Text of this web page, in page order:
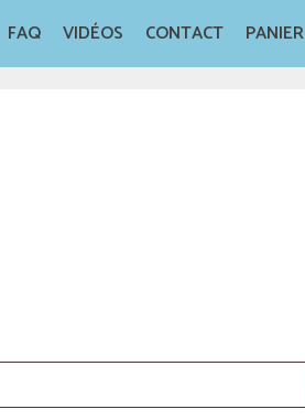
FAQ VIDÉOS CONTACT PANIER